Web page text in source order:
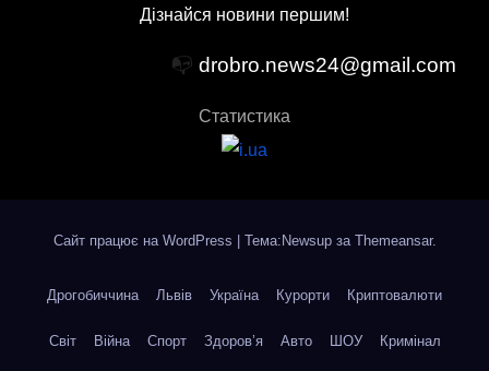
Дізнайся новини першим!
📭 drobro.news24@gmail.com
Статистика
Сайт працює на WordPress Тема:Newsup за Themeansar.
Дрогобиччина Львів Україна Курорти Криптовалюти
Світ Війна Спорт Здоров’я Авто ШОУ Кримінал